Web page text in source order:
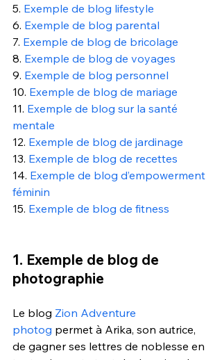
5. Exemple de blog lifestyle
6. Exemple de blog parental
7. Exemple de blog de bricolage
8. Exemple de blog de voyages
9. Exemple de blog personnel
10. Exemple de blog de mariage
11. Exemple de blog sur la santé
mentale
12. Exemple de blog de jardinage
13. Exemple de blog de recettes
14. Exemple de blog d’empowerment
féminin
15. Exemple de blog de fitness
1. Exemple de blog de
photographie
Le blog Zion Adventure
photog permet à Arika, son autrice,
de gagner ses lettres de noblesse en